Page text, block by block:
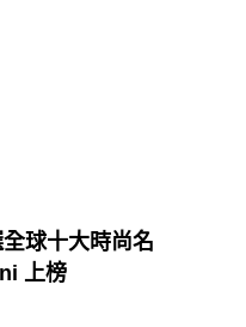
球十大時尚名
上榜